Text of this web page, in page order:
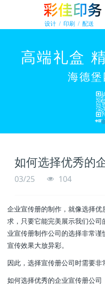
如何选择优秀的
03/25 104
企业宣传册的制作，就像选择
求，只要它能完美展示我们公
业宣传册制作公司的选择非常
宣传效果大放异彩。
因此，选择宣传册公司时需要
如何选择优秀的企业宣传册公司